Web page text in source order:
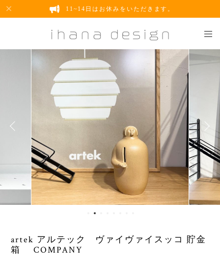
11~14日はお休みをいただきます。
artek アルテック ヴァイヴァイスッコ 貯金
箱 COMPANY